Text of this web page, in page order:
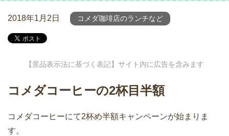
2018年1月2日 コメダ珈琲店のランチなど
【景品表示法に基づく表記】サイト内に広告を含みます
コメダコーヒーの2杯目半額
コメダコーヒーにて2杯め半額キャンペーンが始まりま
す。